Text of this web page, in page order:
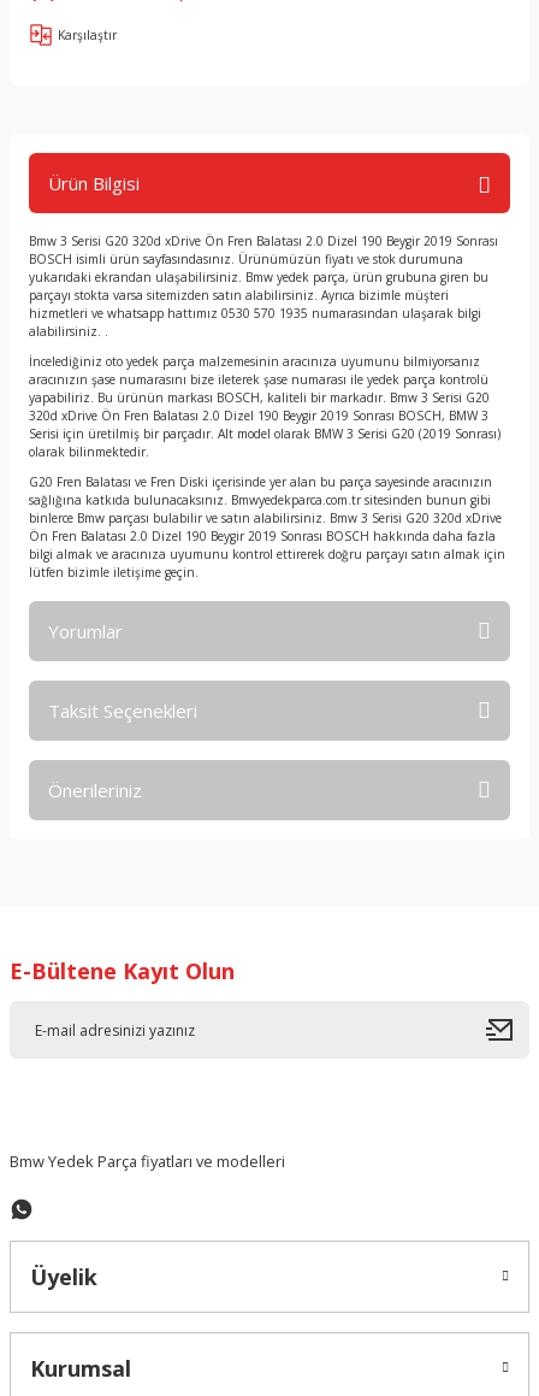
Karşılaştır
Ürün Bilgisi
Bmw 3 Serisi G20 320d xDrive Ön Fren Balatası 2.0 Dizel 190 Beygir 2019 Sonrası
BOSCH isimli ürün sayfasındasınız. Ürünümüzün fiyatı ve stok durumuna
yukarıdaki ekrandan ulaşabilirsiniz. Bmw yedek parça, ürün grubuna giren bu
parçayı stokta varsa sitemizden satın alabilirsiniz. Ayrıca bizimle müşteri
hizmetleri ve whatsapp hattımız 0530 570 1935 numarasından ulaşarak bilgi
alabilirsiniz. .
İncelediğiniz oto yedek parça malzemesinin aracınıza uyumunu bilmiyorsanız
aracınızın şase numarasını bize ileterek şase numarası ile yedek parça kontrolü
yapabiliriz. Bu ürünün markası BOSCH, kaliteli bir markadır. Bmw 3 Serisi G20
320d xDrive Ön Fren Balatası 2.0 Dizel 190 Beygir 2019 Sonrası BOSCH, BMW 3
Serisi için üretilmiş bir parçadır. Alt model olarak BMW 3 Serisi G20 (2019 Sonrası)
olarak bilinmektedir.
G20 Fren Balatası ve Fren Diski içerisinde yer alan bu parça sayesinde aracınızın
sağlığına katkıda bulunacaksınız. Bmwyedekparca.com.tr sitesinden bunun gibi
binlerce Bmw parçası bulabilir ve satın alabilirsiniz. Bmw 3 Serisi G20 320d xDrive
Ön Fren Balatası 2.0 Dizel 190 Beygir 2019 Sonrası BOSCH hakkında daha fazla
bilgi almak ve aracınıza uyumunu kontrol ettirerek doğru parçayı satın almak için
lütfen bizimle iletişime geçin.
Yorumlar
Taksit Seçenekleri
Önerileriniz
Ürün resmi kalitesiz, bozuk veya görüntülenemiyor.
E-Bültene Kayıt Olun
Bmw Yedek Parça fiyatları ve modelleri
Üyelik
Kurumsal